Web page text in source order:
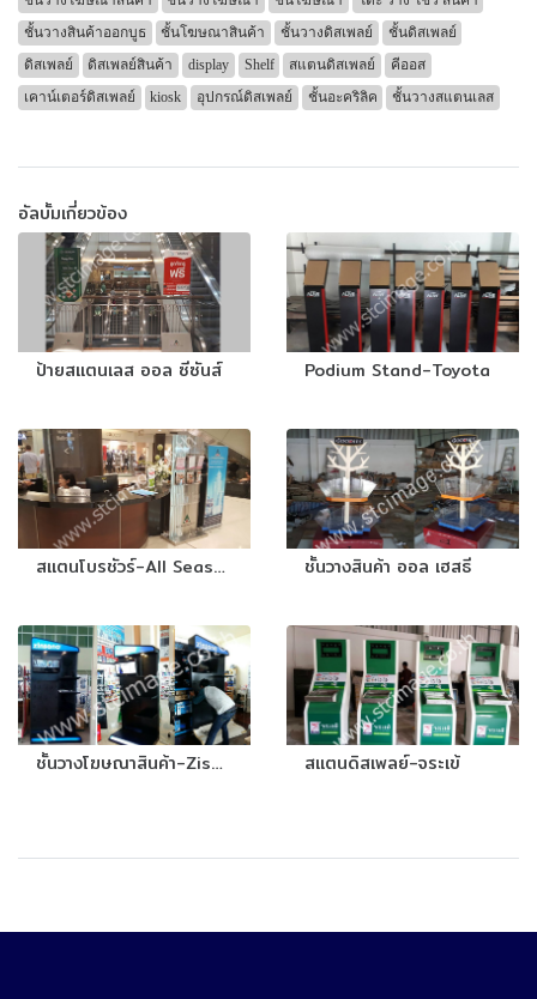
ชั้นวางสินค้าออกบูธ
ชั้นโฆษณาสินค้า ชั้นวางดิสเพลย์
ชั้นดิสเพลย์
ดิสเพลย์
ดิสเพลย์สินค้า display Shelf สแตนดิสเพลย์
คีออส
เคาน์เตอร์ดิสเพลย์
kiosk อุปกรณ์ดิสเพลย์ ชั้นอะคริลิค ชั้นวางสแตนเลส
อัลบั้มเกี่ยวข้อง
ป้ายสแตนเลส ออล ซีซันส์ Podium Stand-Toyota
สแตนโบรชัวร์-All Season ชั้นวางสินค้า ออล เฮสธี
ชั้นวางโฆษณาสินค้า-Zisano สแตนดิสเพลย์-จระเข้